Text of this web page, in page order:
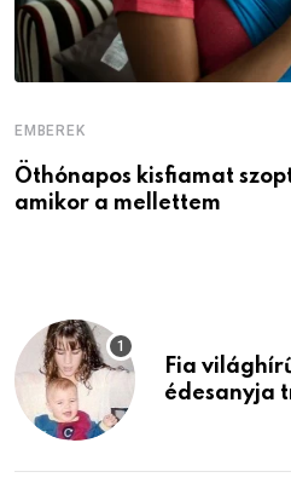
EMBEREK
Öthónapos kisfiamat
amikor a mellettem
Fia
édesanyja